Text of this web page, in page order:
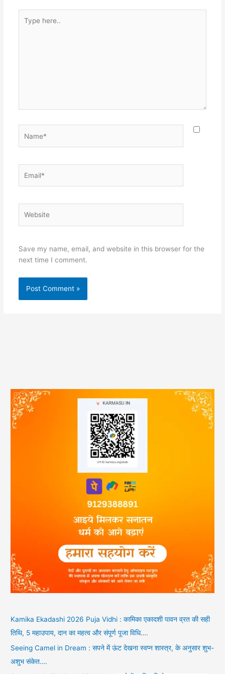
here..
Save my name, email, and website in this browser for the
next time I comment.
Kamika Ekadashi 2026 Puja Vidhi : कामिका एकादशी पावन व्रत की सही
तिथि, 5 महाउपाय, दान का महत्व और संपूर्ण पूजा विधि….
Seeing Camel in Dream : सपने में ऊंट देखना स्वप्न शास्त्र, के अनुसार शुभ-
अशुभ संकेत….